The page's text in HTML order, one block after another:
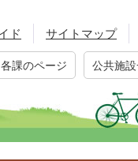
ド サイトマップ
各課のページ 公共施